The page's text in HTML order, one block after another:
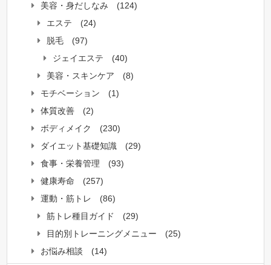
美容・身だしなみ
(124)
エステ
(24)
脱毛
(97)
ジェイエステ
(40)
美容・スキンケア
(8)
モチベーション
(1)
体質改善
(2)
ボディメイク
(230)
ダイエット基礎知識
(29)
食事・栄養管理
(93)
健康寿命
(257)
運動・筋トレ
(86)
筋トレ種目ガイド
(29)
目的別トレーニングメニュー
(25)
お悩み相談
(14)